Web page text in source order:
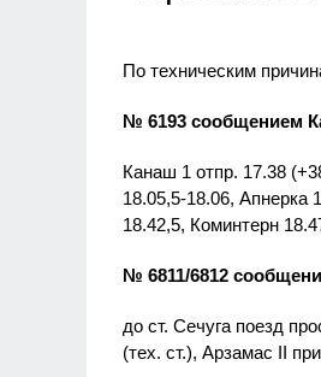
По техническим
№ 6193 сообщением
Канаш 1 отпр. 17.38
18.05,5-18.06, Апнерка
18.42,5, Коминтерн
№ 6811/6812
до ст. Сечуга поезд
(тех. ст.), Арзамас II